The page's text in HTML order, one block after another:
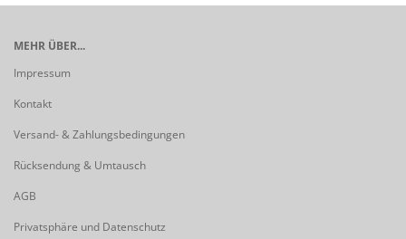
MEHR ÜBER...
Impressum
Kontakt
Versand- & Zahlungsbedingungen
Rücksendung & Umtausch
AGB
Privatsphäre und Datenschutz